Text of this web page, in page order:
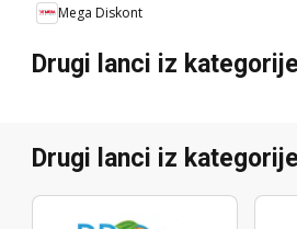
Mega Diskont
Drugi lanci iz
Drugi lanci iz